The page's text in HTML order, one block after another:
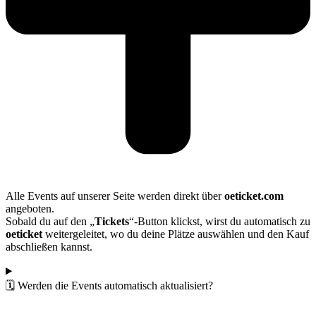
Alle Events auf unserer Seite werden direkt überoeticket.com
angeboten.
Sobald du auf den „Tickets“-Button klickst, wirst du automatisch zu
oeticketweitergeleitet, wo du deine Plätze auswählen und den Kauf
abschließen kannst.
🗓️ Werden die Events automatisch aktualisiert?